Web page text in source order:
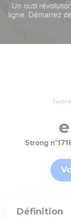
Un outil
ligne. Démarrez
Strong
Définition